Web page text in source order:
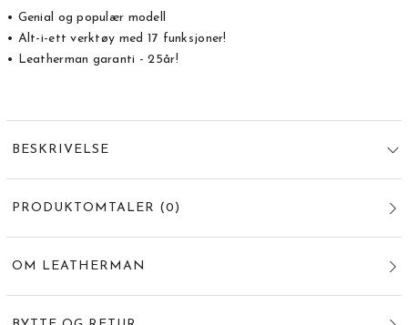
• Genial og populær modell
• Alt-i-ett verktøy med 17 funksjoner!
• Leatherman garanti - 25år!
BESKRIVELSE
PRODUKTOMTALER (0 )
OM LEATHERMAN